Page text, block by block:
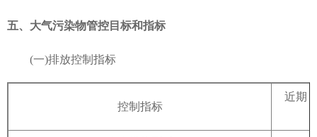
五、大气污染物管控目标和指标
(一)排放控制指标
控制指标
近期